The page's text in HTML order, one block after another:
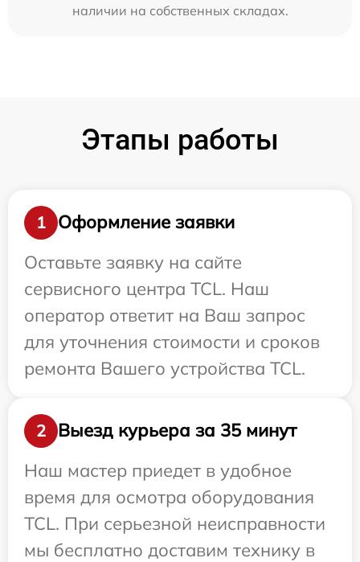
наличии на собственных складах.
Этапы работы
1
Оформление заявки
Оставьте заявку на сайте
сервисного центра TCL. Наш
оператор ответит на Ваш запрос
для уточнения стоимости и сроков
ремонта Вашего устройства TCL.
2
Выезд курьера за 35 минут
Наш мастер приедет в удобное
время для осмотра оборудования
TCL. При серьезной неисправности
мы бесплатно доставим технику в